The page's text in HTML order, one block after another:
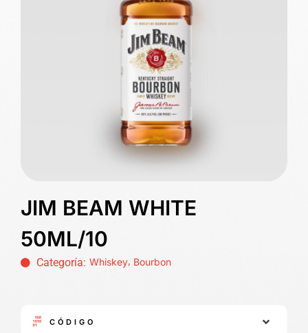
JIM BEAM WHITE
50ML/10
Categoría: Whiskey, Bourbon
CÓDIGO